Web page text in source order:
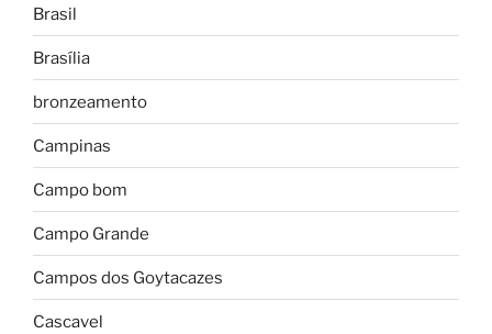
Brasil
Brasília
bronzeamento
Campinas
Campo bom
Campo Grande
Campos dos Goytacazes
Cascavel